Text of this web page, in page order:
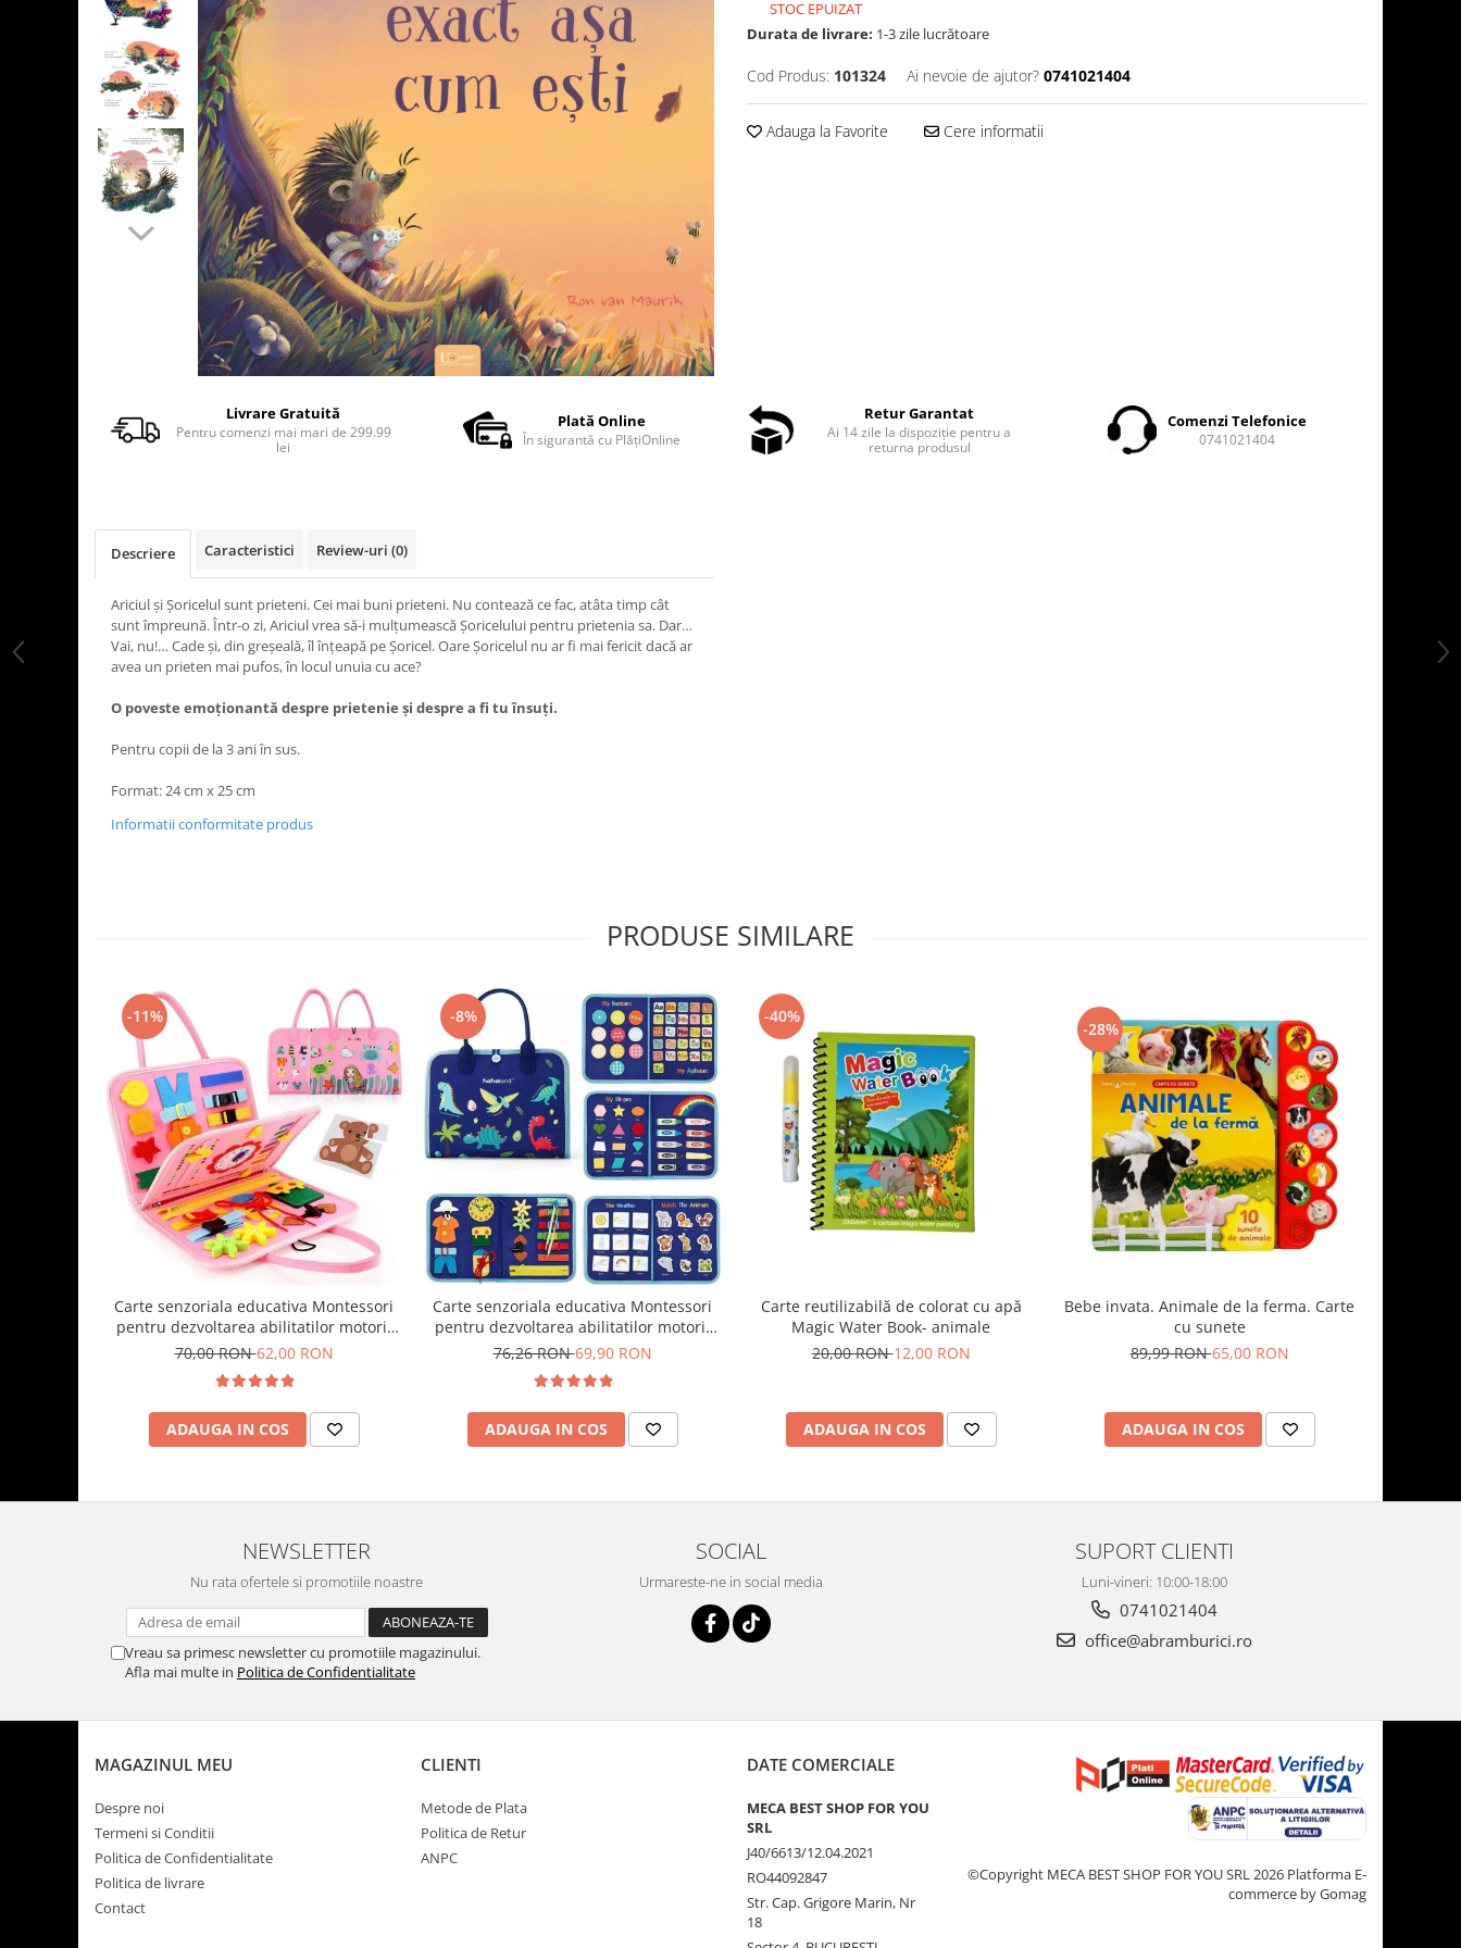
STOC EPUIZAT
Durata de livrare: 1-3 zile lucrătoare
Cod Produs: 101324 Ai nevoie de ajutor? 0741021404
Adauga la Favorite Cere informatii
Livrare Gratuită
Pentru comenzi mai mari de 299.99
lei
Plată Online
În sigurantă cu PlățiOnline
Retur Garantat
Ai 14 zile la dispoziție pentru a
returna produsul
Comenzi Telefonice
0741021404
Descriere Caracteristici Review-uri (0)
Ariciul și Șoricelul sunt prieteni. Cei mai buni prieteni. Nu contează ce fac, atâta timp cât
sunt împreună. Într-o zi, Ariciul vrea să-i mulțumească Șoricelului pentru prietenia sa. Dar…
Vai, nu!… Cade și, din greșeală, îl înțeapă pe Șoricel. Oare Șoricelul nu ar fi mai fericit dacă ar
avea un prieten mai pufos, în locul unuia cu ace?
O poveste emoționantă despre prietenie și despre a fi tu însuți.
Pentru copii de la 3 ani în sus.
Format: 24 cm x 25 cm
Informatii conformitate produs
PRODUSE SIMILARE
-11%
Carte senzoriala educativa Montessori
pentru dezvoltarea abilitatilor motorii
model sirene/litere roz
70,00 RON62,00 RON
ADAUGA IN COS
-8%
Carte senzoriala educativa Montessori
pentru dezvoltarea abilitatilor motorii
model dinozauri albastru 8 pagini
76,26 RON69,90 RON
ADAUGA IN COS
-40%
Carte reutilizabilă de colorat cu apă
Magic Water Book- animale
20,00 RON12,00 RON
ADAUGA IN COS
-28%
Bebe invata. Animale de la ferma. Carte
cu sunete
89,99 RON65,00 RON
ADAUGA IN COS
NEWSLETTER
Nu rata ofertele si promotiile noastre
Vreau sa primesc newsletter cu promotiile magazinului.
Afla mai multe in Politica de Confidentialitate
SOCIAL
Urmareste-ne in social media
SUPORT CLIENTI
Luni-vineri: 10:00-18:00
0741021404
office@abramburici.ro
MAGAZINUL MEU
Despre noi
Termeni si Conditii
Politica de Confidentialitate
Politica de livrare
Contact
CLIENTI
Metode de Plata
Politica de Retur
ANPC
DATE COMERCIALE
MECA BEST SHOP FOR YOU
SRL
J40/6613/12.04.2021
RO44092847
Str. Cap. Grigore Marin, Nr
18
©Copyright MECA BEST SHOP FOR YOU SRL 2026 Platforma E-
commerce by Gomag